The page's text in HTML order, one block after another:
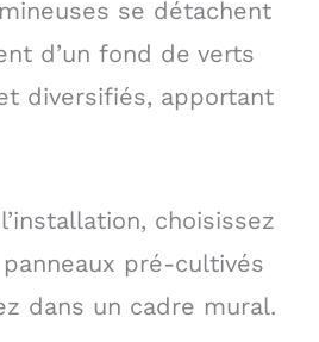
se détachent
d’un fond de verts
diversifiés, apportant
choisissez
pré-cultivés
dans un cadre mural.